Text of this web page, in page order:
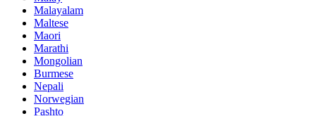
Malayalam
Maltese
Maori
Marathi
Mongolian
Burmese
Nepali
Norwegian
Pashto